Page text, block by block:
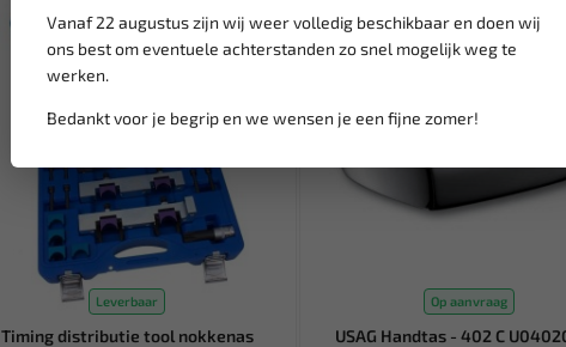
Vanaf 22 augustus zijn wij weer volledig beschikbaar en doen wij
ons best om eventuele achterstanden zo snel mogelijk weg te
werken.
Bedankt voor je begrip en we wensen je een fijne zomer!
Leverbaar
Timing distributie tool nokkenas
Op aanvraag
USAG Handtas - 402 C